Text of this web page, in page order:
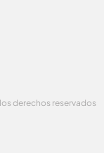
derechos reservados